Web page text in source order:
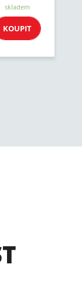
skladem
KOUPIT